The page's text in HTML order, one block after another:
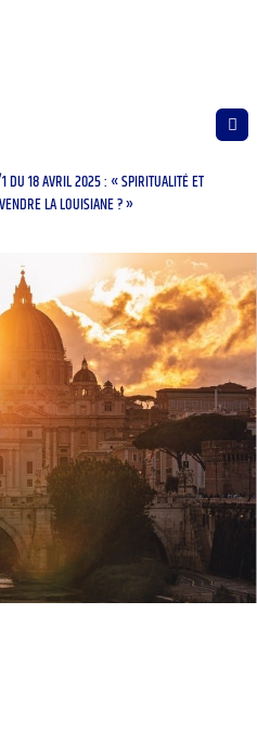
DU 18 AVRIL 2025 : « SPIRITUALITÉ ET
LA LOUISIANE ? »